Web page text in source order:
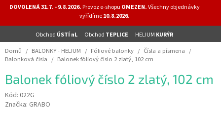
DOVOLENÁ 31.7. - 9.8.2026.Provoz e-shopu OMEZEN.Všechny objednávky
vyřídíme10.8.2026.
Obchod ÚSTÍ nL Obchod TEPLICE HELIUM KURÝR
NOVINKY
HELIUM
-
OSLAVY
MASKY
Domů / BALONKY - HELIUM / Fóliové balonky / Čísla a písmena /
Balonková čísla / Balonek fóliový číslo 2 zlatý, 102 cm
Balonek fóliový číslo 2 zlatý, 102 cm
Kód: 022G
Značka: GRABO